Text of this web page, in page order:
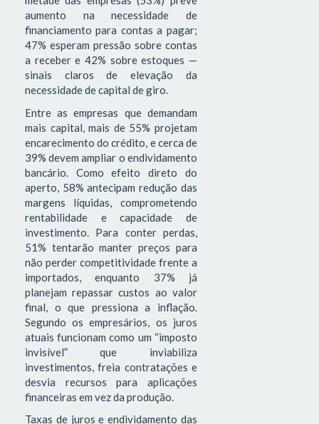
aumento na necessidade de
financiamento para contas a pagar;
47% esperam pressão sobre contas
a receber e 42% sobre estoques —
sinais claros de elevação da
necessidade de capital de giro.
Entre as empresas que demandam
mais capital, mais de 55% projetam
encarecimento do crédito, e cerca de
39% devem ampliar o endividamento
bancário. Como efeito direto do
aperto, 58% antecipam redução das
margens líquidas, comprometendo
rentabilidade e capacidade de
investimento. Para conter perdas,
51% tentarão manter preços para
não perder competitividade frente a
importados, enquanto 37% já
planejam repassar custos ao valor
final, o que pressiona a inflação.
Segundo os empresários, os juros
atuais funcionam como um “imposto
invisível” que inviabiliza
investimentos, freia contratações e
desvia recursos para aplicações
financeiras em vez da produção.
Taxas de juros e endividamento das